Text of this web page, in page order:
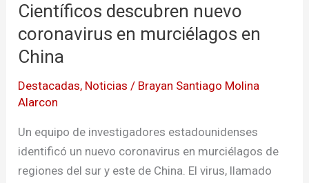
Científicos descubren nuevo
coronavirus en murciélagos en
China
Destacadas, Noticias / Brayan Santiago Molina
Alarcon
Un equipo de investigadores estadounidenses
identificó un nuevo coronavirus en murciélagos de
regiones del sur y este de China. El virus, llamado
nuevo
coronavirus
en
en
China